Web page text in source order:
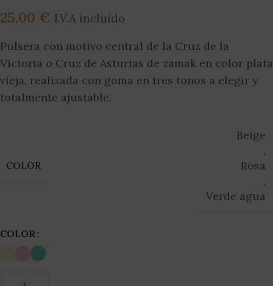
25,00 € I.V.A incluido
Pulsera con motivo central de la Cruz de la
Victoria o Cruz de Asturias de zamak en color plata
vieja, realizada con goma en tres tonos a elegir y
totalmente ajustable.
COLOR
Beige
,
Rosa
,
Verde agua
COLOR